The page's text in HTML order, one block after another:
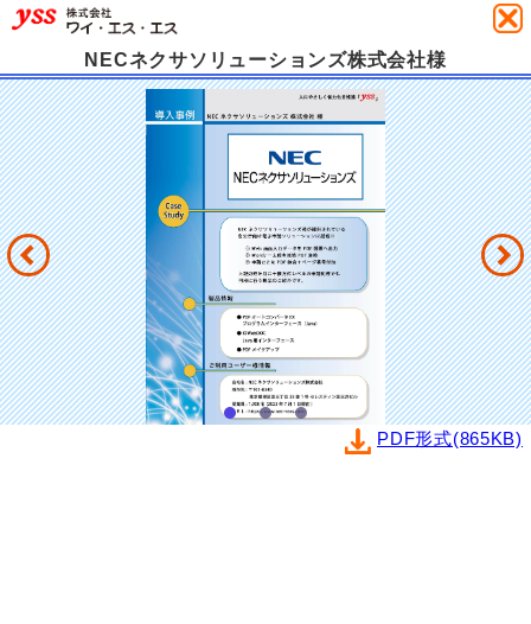
NECネクサソリューションズ株式会社様
PDF形式(865KB)